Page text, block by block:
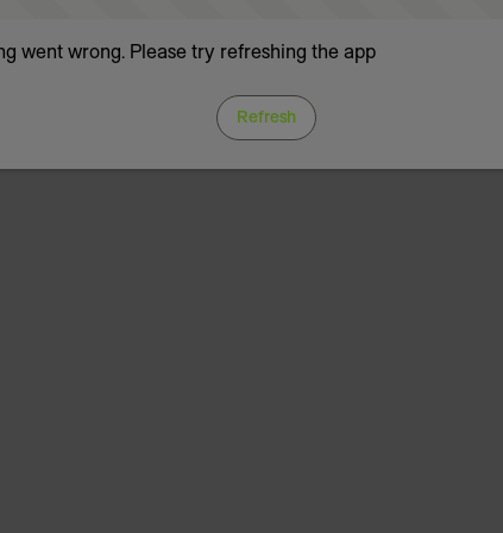
went wrong. Please try refreshing the app
Refresh